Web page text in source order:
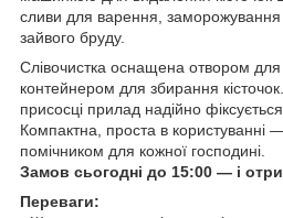
сливи для варення, заморожування
зайвого бруду.
Слівочистка оснащена отвором для
контейнером для збирання
присосці прилад надійно
Компактна, проста в користуванні
помічником для кожної господині.
Замов сьогодні до 15:00 — і
Переваги: